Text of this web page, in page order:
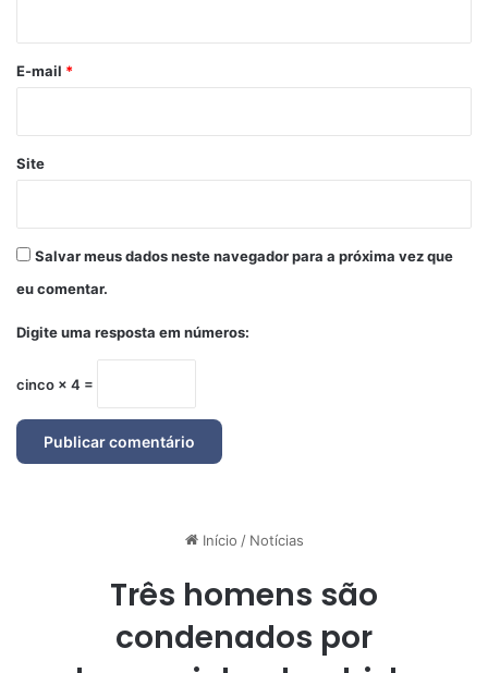
*
E-mail *
Site
Salvar meus dados neste navegador para a próxima vez que
eu comentar.
Digite uma resposta em números:
cinco × 4 =